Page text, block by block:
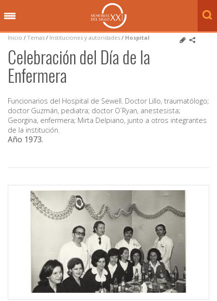
Inicio / Temas / Instituciones y autoridades / Hospital
Celebración del Día de la
Enfermera
Funcionarios del Hospital de Sewell. Doctor Lillo, traumatólogo;
doctor Guzmán, pediatra; doctor O´Ryan, anestesista;
Georgina, enfermera; Mirta Delpiano, junto a otros integrantes
de la institución.
Año 1973.